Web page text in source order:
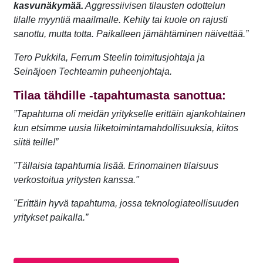
kasvunäkymää. Aggressiivisen tilausten odottelun
tilalle myyntiä maailmalle. Kehity tai kuole on rajusti
sanottu, mutta totta. Paikalleen jämähtäminen näivettää.”
Tero Pukkila, Ferrum Steelin toimitusjohtaja ja
Seinäjoen Techteamin puheenjohtaja.
Tilaa tähdille -tapahtumasta sanottua:
”Tapahtuma oli meidän yritykselle erittäin ajankohtainen
kun etsimme uusia liiketoimintamahdollisuuksia, kiitos
siitä teille!”
”Tällaisia tapahtumia lisää. Erinomainen tilaisuus
verkostoitua yritysten kanssa."
"Erittäin hyvä tapahtuma, jossa teknologiateollisuuden
yritykset paikalla.”